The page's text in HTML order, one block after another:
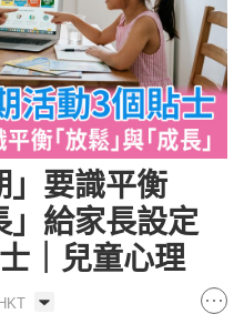
」要識平衡
」給家長設定
｜兒童心理